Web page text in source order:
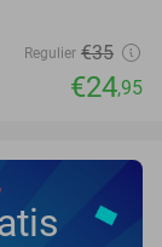
Regulier €35
€24,95